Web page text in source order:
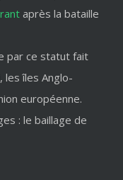
après la bataille
par ce statut fait
les îles Anglo-
européenne.
: le baillage de